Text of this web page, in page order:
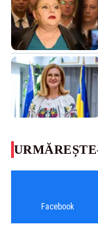
Facebook